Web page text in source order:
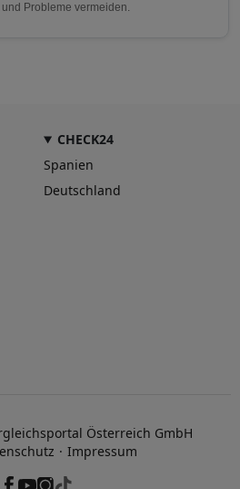
Probleme vermeiden.
CHECK24
Spanien
Deutschland
Österreich GmbH
Impressum